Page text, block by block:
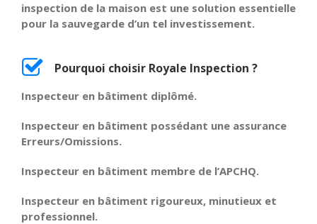
inspection de la maison est une solution essentielle
pour la sauvegarde d’un tel investissement.
Pourquoi choisir Royale Inspection ?
Inspecteur en bâtiment diplômé.
Inspecteur en bâtiment possédant une assurance
Erreurs/Omissions.
Inspecteur en bâtiment membre de l’APCHQ.
Inspecteur en bâtiment rigoureux, minutieux et
professionnel.